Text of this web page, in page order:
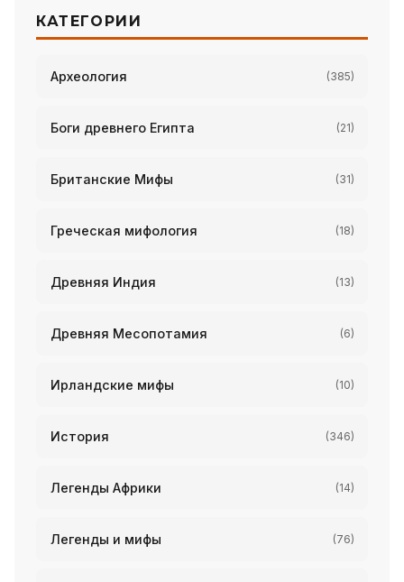
КАТЕГОРИИ
Археология (385)
Боги древнего Египта (21)
Британские Мифы (31)
Греческая мифология (18)
Древняя Индия (13)
Древняя Месопотамия (6)
Ирландские мифы (10)
История (346)
Легенды Африки (14)
Легенды и мифы (76)